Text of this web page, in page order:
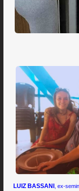
LUIZ BASSANI , ex-